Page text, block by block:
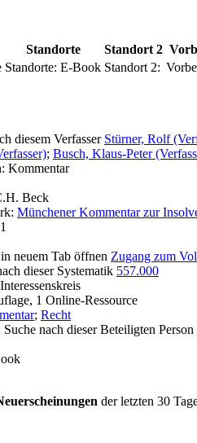
Standorte Standort 2
Standorte: E-Book Standort 2:
diesem Verfasser Stürner, Rolf
; Busch, Klaus-Peter
Kommentar
Beck
Münchener Kommentar zur
neuem Tab öffnen Zugang zum
dieser Systematik 557.000
1 Online-Ressource
; Recht
Suche nach dieser Beteiligten Person
der letzten 30